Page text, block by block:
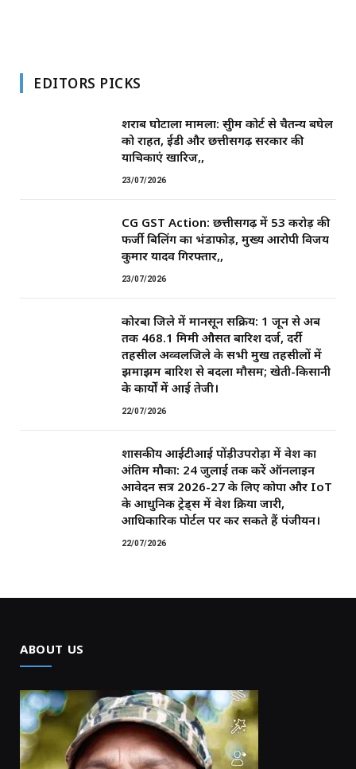
EDITORS PICKS
शराब घोटाला मामला: सुप्रीम कोर्ट से चैतन्य बघेल
को राहत, ईडी और छत्तीसगढ़ सरकार की
याचिकाएं खारिज,,
23/07/2026
CG GST Action: छत्तीसगढ़ में 53 करोड़ की
फर्जी बिलिंग का भंडाफोड़, मुख्य आरोपी विजय
कुमार यादव गिरफ्तार,,
23/07/2026
कोरबा जिले में मानसून सक्रिय: 1 जून से अब
तक 468.1 मिमी औसत बारिश दर्ज, दर्री
तहसील अव्वलजिले के सभी प्रमुख तहसीलों में
झमाझम बारिश से बदला मौसम; खेती-किसानी
के कार्यों में आई तेजी।
22/07/2026
शासकीय आईटीआई पोंड़ीउपरोड़ा में प्रवेश का
अंतिम मौका: 24 जुलाई तक करें ऑनलाइन
आवेदन सत्र 2026-27 के लिए कोपा और IoT
के आधुनिक ट्रेड्स में प्रवेश प्रक्रिया जारी,
आधिकारिक पोर्टल पर कर सकते हैं पंजीयन।
22/07/2026
ABOUT US